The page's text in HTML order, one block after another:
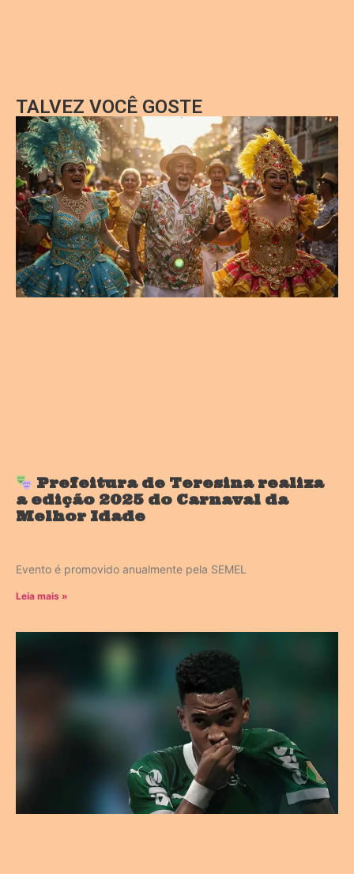
TALVEZ VOCÊ GOSTE
Prefeitura de Teresina realiza
a edição 2025 do Carnaval da
Melhor Idade
Evento é promovido anualmente pela SEMEL
Leia mais »